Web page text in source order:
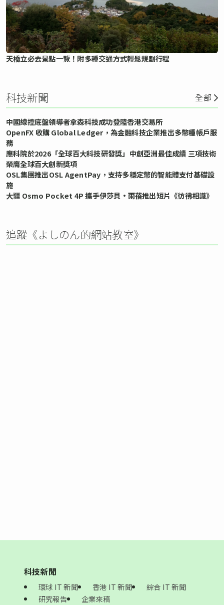
天橋立必去景點一覽！附多種交通方式輕鬆規劃行程
科技新聞 全部
中國線控底盤領導者拿森科技成功登陸香港交易所
OpenFX 收購 Global Ledger，為金融科技企業推出多幣種帳戶服
務
應科院於2026「全球百大科技研發獎」中創亞洲最佳成績 三項技術
榮膺全球百大創新獎項
OSL集團推出OSL AgentPay，支持多穩定幣的智能體支付基礎設
施
大疆 Osmo Pocket 4P 攜手伊莎貝•雨蓓推出短片《彷彿相識》
追蹤《よしのん的網站教室》
科技新聞
環球 IT 新聞 香港 IT 新聞
綜合 IT 新聞
研究報告
企業來稿